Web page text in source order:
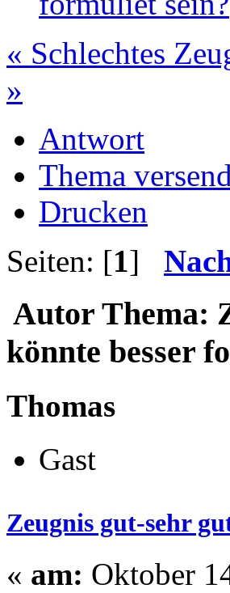
« Schlechtes
»
Antwort
Thema
Drucken
Seiten: [1]
Autor Thema:
könnte besser
Thomas
Gast
Zeugnis gut-sehr
« am: Oktober